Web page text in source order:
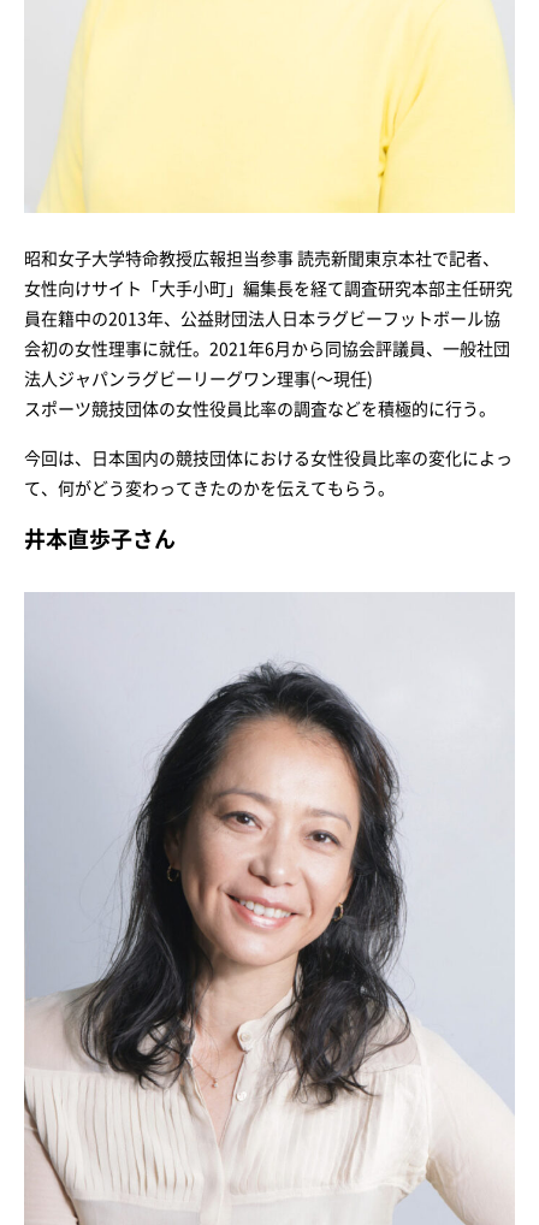
昭和女子大学特命教授広報担当参事 読売新聞東京本社で記者、
女性向けサイト「大手小町」編集長を経て調査研究本部主任研究
員在籍中の2013年、公益財団法人日本ラグビーフットボール協
会初の女性理事に就任。2021年6月から同協会評議員、一般社団
法人ジャパンラグビーリーグワン理事(～現任)
スポーツ競技団体の女性役員比率の調査などを積極的に行う。
今回は、日本国内の競技団体における女性役員比率の変化によっ
て、何がどう変わってきたのかを伝えてもらう。
井本直歩子さん